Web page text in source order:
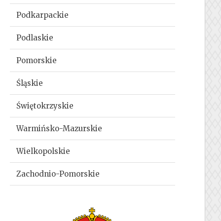
Podkarpackie
Podlaskie
Pomorskie
Śląskie
Świętokrzyskie
Warmińsko-Mazurskie
Wielkopolskie
Zachodnio-Pomorskie